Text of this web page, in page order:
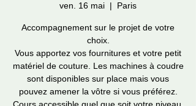
ven. 16 mai
  |
Paris
Accompagnement sur le projet de votre
choix.
Vous apportez vos fournitures et votre petit
matériel de couture. Les machines à coudre
sont disponibles sur place mais vous
pouvez amener la vôtre si vous préférez.